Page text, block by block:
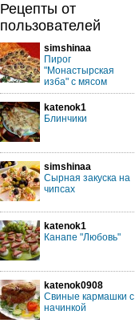
Рецепты от
пользователей
simshinaa
Пирог
"Монастырская
изба" с мясом
katenok1
Блинчики
simshinaa
Сырная закуска на
чипсах
katenok1
Канапе "Любовь"
katenok0908
Свиные кармашки с
начинкой